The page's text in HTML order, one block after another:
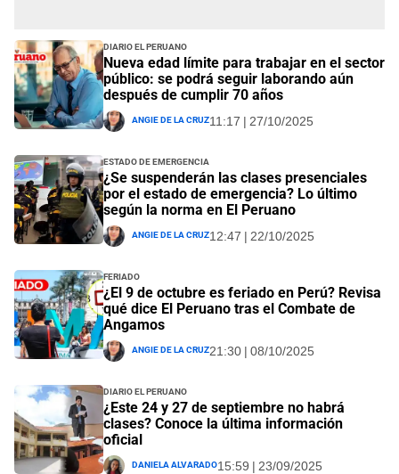
Diario El Peruano
Nueva edad límite para trabajar en el sector
público: se podrá seguir laborando aún
después de cumplir 70 años
Angie De La Cruz11:17 | 27/10/2025
Estado de emergencia
¿Se suspenderán las clases presenciales
por el estado de emergencia? Lo último
según la norma en El Peruano
Angie De La Cruz12:47 | 22/10/2025
Feriado
¿El 9 de octubre es feriado en Perú? Revisa
qué dice El Peruano tras el Combate de
Angamos
Angie De La Cruz21:30 | 08/10/2025
Diario El Peruano
¿Este 24 y 27 de septiembre no habrá
clases? Conoce la última información
oficial
Daniela Alvarado15:59 | 23/09/2025